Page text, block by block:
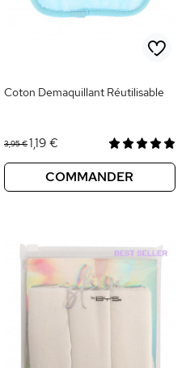
Coton Demaquillant Réutilisable
3,95 €1,19 €
COMMANDER